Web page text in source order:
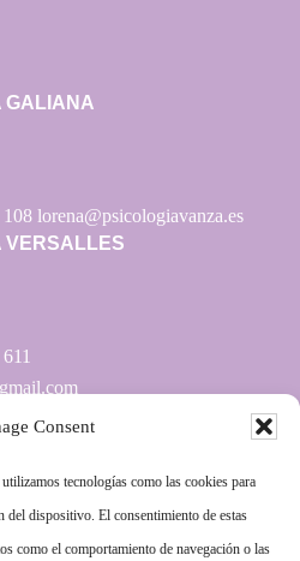
Consent
tecnologías como las cookies para
del dispositivo. El consentimiento de estas
como el comportamiento de navegación o las
GALIANA
108 lorena@psicologiavanza.es
VERSALLES